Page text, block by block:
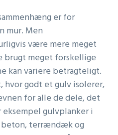
er for
mur. Men
være mere meget
brugt meget forskellige
kan variere betragteligt.
hvor godt et gulv isolerer,
for alle de dele, det
gulvplanker i
terrændæk og